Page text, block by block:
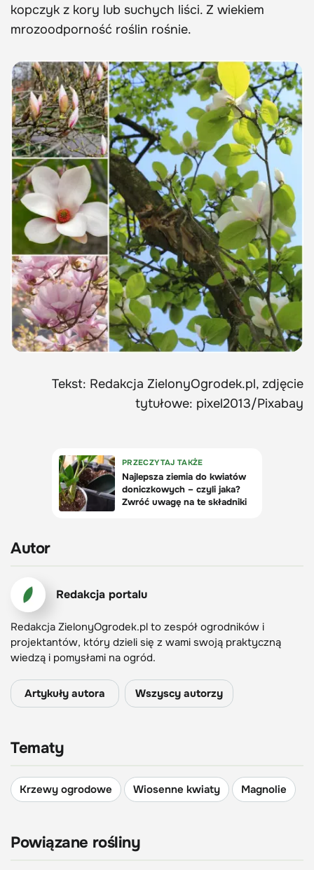
kopczyk z kory lub suchych liści. Z wiekiem
mrozoodporność roślin rośnie.
Tekst: Redakcja ZielonyOgrodek.pl, zdjęcie
tytułowe: pixel2013/Pixabay
Autor
Redakcja portalu
Redakcja ZielonyOgrodek.pl to zespół ogrodników i
projektantów, który dzieli się z wami swoją praktyczną
wiedzą i pomysłami na ogród.
Artykuły autora Wszyscy autorzy
Tematy
Krzewy ogrodowe Wiosenne kwiaty Magnolie
Powiązane rośliny